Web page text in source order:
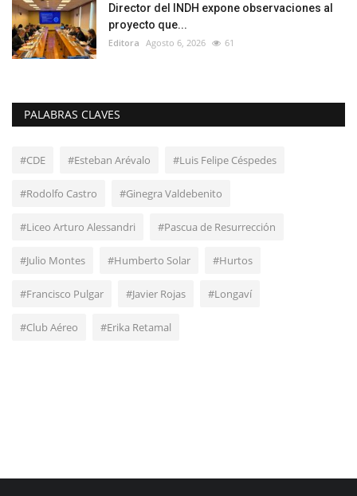
Director del INDH expone observaciones al
proyecto que...
Editora Agosto 6, 2026 61
PALABRAS CLAVES
#CDE #Esteban Arévalo #Luis Felipe Céspedes
#Rodolfo Castro #Ginegra Valdebenito
#Liceo Arturo Alessandri #Pascua de Resurrección
#Julio Montes #Humberto Solar #Hurtos
#Francisco Pulgar #Javier Rojas #Longaví
#Club Aéreo #Erika Retamal